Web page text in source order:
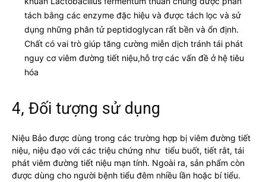
tách bằng các enzyme đặc hiệu và được tách lọc và sử
dụng những phân tử peptidoglycan rất bền và ổn định.
Chất có vai trò giúp tăng cường miễn dịch tránh tái phát
nguy cơ viêm đường tiết niệu,hỗ trợ các vấn đề ở hệ tiêu
hóa
4, Đối tượng sử dụng
Niệu Bảo được dùng trong các trường hợp bị viêm đường tiết
niệu, niệu đạo với các triệu chứng như tiểu buốt, tiết rắt, tái
phát viêm đường tiết niệu mạn tính. Ngoài ra, sản phẩm còn
được dùng cho người bệnh tiểu đêm nhiều lần hoặc bí tiểu.